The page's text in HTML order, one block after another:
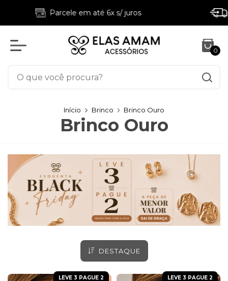
Frete fixo 9,90 p/ pedidos a partir de R$169 (válido
para Sudeste, Sul e DF)
0
Início Brinco Brinco Ouro
Brinco Ouro
DESTAQUE
LEVE 3 PAGUE 2 LEVE 3 PAGUE 2